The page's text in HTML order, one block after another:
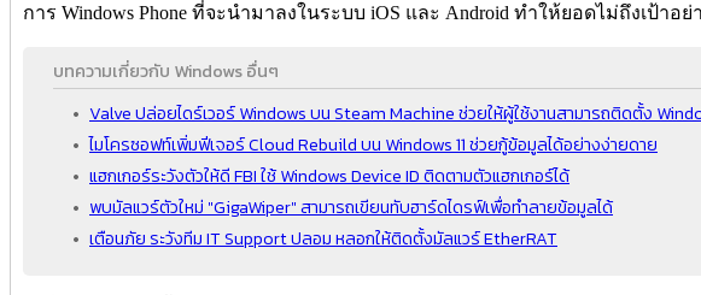
การ Windows Phone ที่จะนำมาลงในระบบ iOS และ Android ทำให้ยอดไม่ถึงเป้าอย่
บทความเกี่ยวกับ Windows อื่นๆ
Valve ปล่อยไดร์เวอร์ Windows บน Steam Machine ช่วยให้ผู้ใช้งานสามารถติดตั้ง
ไมโครซอฟท์เพิ่มฟีเจอร์ Cloud Rebuild บน Windows 11 ช่วยกู้ข้อมูลได้อย่างง่ายดาย
แฮกเกอร์ระวังตัวให้ดี FBI ใช้ Windows Device ID ติดตามตัวแฮกเกอร์ได้
พบมัลแวร์ตัวใหม่ "GigaWiper" สามารถเขียนทับฮาร์ดไดรฟ์เพื่อทำลายข้อมูลได้
เตือนภัย ระวังทีม IT Support ปลอม หลอกให้ติดตั้งมัลแวร์ EtherRAT